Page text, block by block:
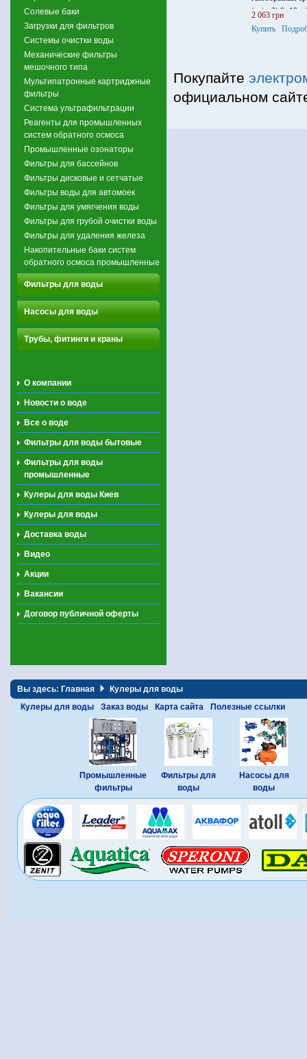
Солевые баки
Загрузки для фильтров
Системы очистки воды
Механические фильтры
мешочного типа
Мультипатронные картриджные
фильтры
Система ультрафильтрации
Реагенты для промышленных
систем обратного осмоса
Промышленные озонаторы
Фильтры для бассейнов
Фильтры дисковые и сетчатые
Фильтры воды для автомоек
Фильтры для умягчения воды
Фильтры для грубой очистки воды
Фильтры для удаления железа
Накопительные баки систем
обратного осмоса промышленные
Фильтры для воды
Насосы для воды
Трубы, фитинги и краны
О компании
Новости о воде
Все о воде
Фильтры для воды бытовые
Фильтры для воды
промышленные
Кулеры для воды Киев
Кулеры для воды
Доставка воды
Видео
Акции
Вакансии
Договор публичной оферты
(кг/см2) 0 -
температура
2 063 грн
Купить
Покупайте
официальном
Вы здесь: Главная
Кулеры для воды
Кулеры для воды
Заказ воды Карта сайта Полезные ссылки
Промышленные
фильтры
Фильтры для
воды
Насосы для
воды